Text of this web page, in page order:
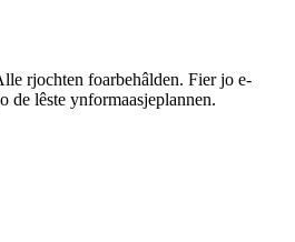
rjochten foarbehâlden. Fier jo e-
de lêste ynformaasjeplannen.